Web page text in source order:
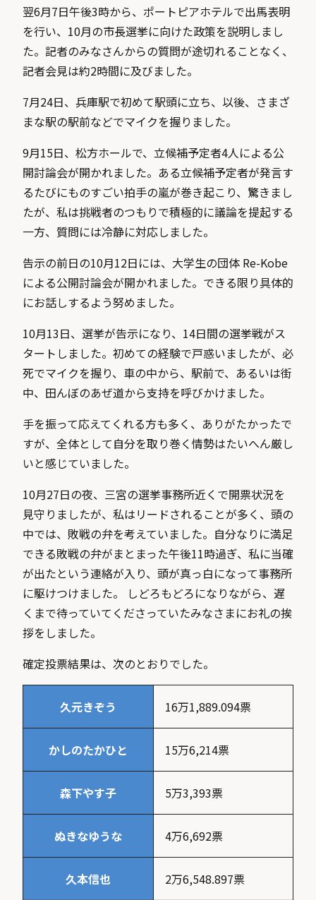
翌6月7日午後3時から、ポートピアホテルで出馬表明
を行い、10月の市長選挙に向けた政策を説明しまし
た。記者のみなさんからの質問が途切れることなく、
記者会見は約2時間に及びました。
7月24日、兵庫駅で初めて駅頭に立ち、以後、さまざ
まな駅の駅前などでマイクを握りました。
9月15日、松方ホールで、立候補予定者4人による公
開討論会が開かれました。ある立候補予定者が発言す
るたびにものすごい拍手の嵐が巻き起こり、驚きまし
たが、私は挑戦者のつもりで積極的に議論を提起する
一方、質問には冷静に対応しました。
告示の前日の10月12日には、大学生の団体 Re-Kobe
による公開討論会が開かれました。できる限り具体的
にお話しするよう努めました。
10月13日、選挙が告示になり、14日間の選挙戦がス
タートしました。初めての経験で戸惑いましたが、必
死でマイクを握り、車の中から、駅前で、あるいは街
中、田んぼのあぜ道から支持を呼びかけました。
手を振って応えてくれる方も多く、ありがたかったで
すが、全体として自分を取り巻く情勢はたいへん厳し
いと感じていました。
10月27日の夜、三宮の選挙事務所近くで開票状況を
見守りましたが、私はリードされることが多く、頭の
中では、敗戦の弁を考えていました。自分なりに満足
できる敗戦の弁がまとまった午後11時過ぎ、私に当確
が出たという連絡が入り、頭が真っ白になって事務所
に駆けつけました。 しどろもどろになりながら、遅
くまで待っていてくださっていたみなさまにお礼の挨
拶をしました。
確定投票結果は、次のとおりでした。
久元きぞう 16万1,889.094票
かしのたかひと 15万6,214票
森下やす子 5万3,393票
ぬきなゆうな 4万6,692票
久本信也 2万6,548.897票